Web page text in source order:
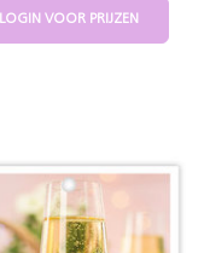
LOGIN VOOR PRIJZEN